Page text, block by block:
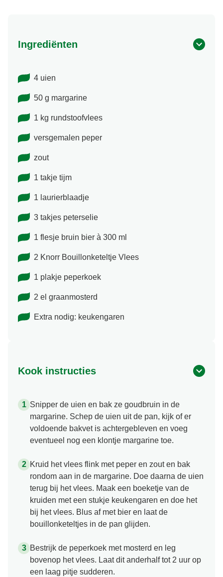
Ingrediënten
4 uien
50 g margarine
1 kg rundstoofvlees
versgemalen peper
zout
1 takje tijm
1 laurierblaadje
3 takjes peterselie
1 flesje bruin bier à 300 ml
2 Knorr Bouillonketeltje Vlees
1 plakje peperkoek
2 el graanmosterd
Extra nodig: keukengaren
Kook instructies
Snipper de uien en bak ze goudbruin in de
margarine. Schep de uien uit de pan, kijk of er
voldoende bakvet is achtergebleven en voeg
eventueel nog een klontje margarine toe.
Kruid het vlees flink met peper en zout en bak
rondom aan in de margarine. Doe daarna de uien
terug bij het vlees. Maak een boeketje van de
kruiden met een stukje keukengaren en doe het
bij het vlees. Blus af met bier en laat de
bouillonketeltjes in de pan glijden.
Bestrijk de peperkoek met mosterd en leg
bovenop het vlees. Laat dit anderhalf tot 2 uur op
een laag pitje sudderen.